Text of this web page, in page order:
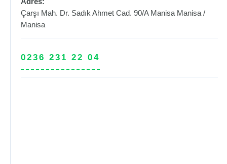
Çarşı Mah. Dr. Sadık Ahmet Cad. 90/A Manisa Manisa /
Manisa
0236 231 22 04